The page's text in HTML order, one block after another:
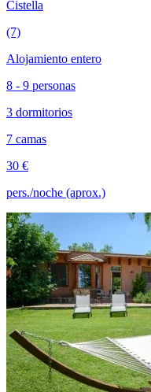
Cistella
(7)
Alojamiento entero
8 - 9 personas
3 dormitorios
7 camas
30 €
pers./noche (aprox.)